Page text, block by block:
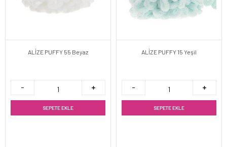
ALİZE PUFFY 55 Beyaz
SEPETE EKLE
ALİZE PUFFY 15 Yeşil
SEPETE EKLE